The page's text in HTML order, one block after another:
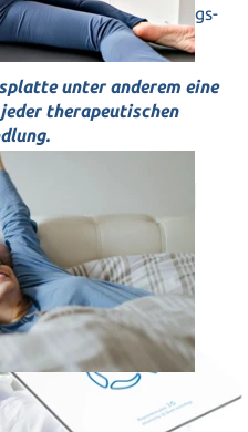
die Genesungs-
Ihrer Zellen.
unter anderem eine
therapeutischen